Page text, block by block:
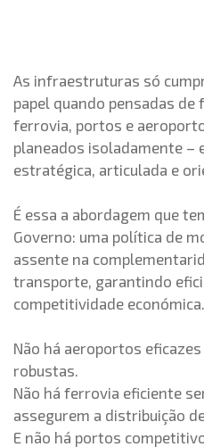
As infraestruturas só
papel quando pensadas
ferrovia, portos e
planeados isoladamente –
estratégica, articulada e
É essa a abordagem que
Governo: uma política de
assente na
transporte, garantindo
competitividade económica.
Não há aeroportos
robustas.
Não há ferrovia eficiente
assegurem a distribuição
E não há portos